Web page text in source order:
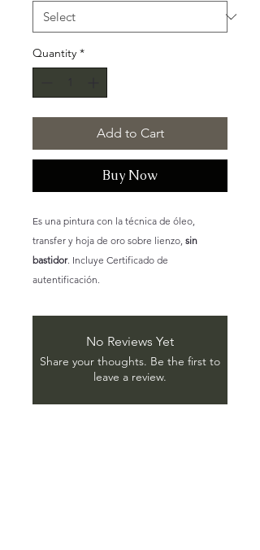
Quantity *
Add to Cart
Buy Now
Es una pintura con la técnica de óleo,
transfer y hoja de oro sobre lienzo, sin
bastidor. Incluye Certificado de
autentificación.
No Reviews Yet
Share your thoughts. Be the first to
leave a review.